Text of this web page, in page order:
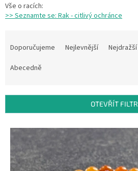
Vše o racích:
>> Seznamte se: Rak - citlivý ochránce
r
Doporučujeme Nejlevnější Nejdražší
Abecedně
OTEVŘÍT FILTR
V